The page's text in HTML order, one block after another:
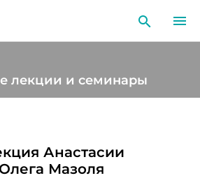
лекции и семинары
Анастасии
Мазоля